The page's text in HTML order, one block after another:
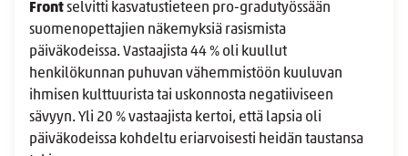
Frontselvitti kasvatustieteen pro-gradutyössään
suomenopettajien näkemyksiä rasismista
päiväkodeissa. Vastaajista 44 % oli kuullut
henkilökunnan puhuvan vähemmistöön kuuluvan
ihmisen kulttuurista tai uskonnosta negatiiviseen
sävyyn. Yli 20 % vastaajista kertoi, että lapsia oli
päiväkodeissa kohdeltu eriarvoisesti heidän taustansa